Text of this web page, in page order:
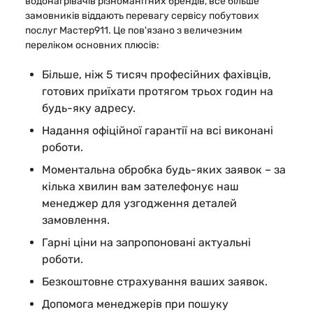
замовників віддають перевагу сервісу побутових
послуг Мастер911. Це пов'язано з величезним
переліком основних плюсів:
Більше, ніж 5 тисяч професійних фахівців,
готових приїхати протягом трьох годин на
будь-яку адресу.
Надання офіційної гарантії на всі виконані
роботи.
Моментальна обробка будь-яких заявок – за
кілька хвилин вам зателефонує наш
менеджер для узгодження деталей
замовлення.
Гарні ціни на запропоновані актуальні
роботи.
Безкоштовне страхування ваших заявок.
Допомога менеджерів при пошуку